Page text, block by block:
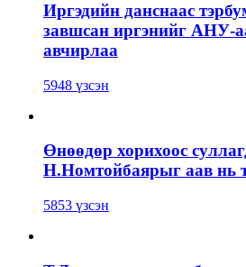
Иргэдийн данснаас
завшсан иргэнийг АНУ-
авчирлаа
5948 үзсэн
Өнөөдөр хорихоос
Н.Номтойбаярыг аав нь
5853 үзсэн